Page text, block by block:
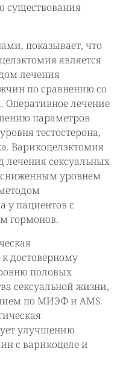
существования
показывает, что
является
лечения
по сравнению со
Оперативное лечение
параметров
тестостерона,
Варикоцелэктомия
лечения сексуальных
уровнем
у пациентов с
гормонов.
достоверному
половых
сексуальной жизни,
по МИЭФ и AMS.
улучшению
с варикоцеле и